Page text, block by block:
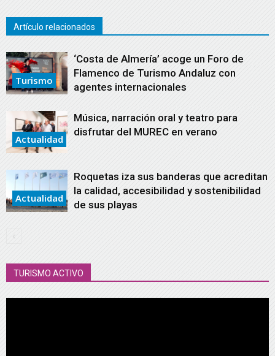
Artículo relacionados
Turismo
‘Costa de Almería’ acoge un Foro de
Flamenco de Turismo Andaluz con
agentes internacionales
Actualidad
Música, narración oral y teatro para
disfrutar del MUREC en verano
Actualidad
Roquetas iza sus banderas que acreditan
la calidad, accesibilidad y sostenibilidad
de sus playas
TURISMO ACTIVO